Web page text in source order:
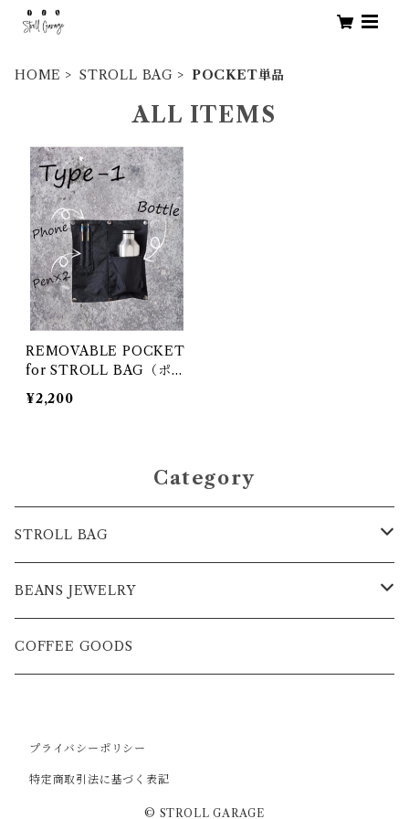
HOME STROLL BAG POCKET単品
ALL ITEMS
REMOVABLE POCKET
for STROLL BAG（ポケ
ット単品オプション）
¥2,200
Category
STROLL BAG
BAG
POCKET単品
BEANS JEWELRY
NECKLESS
CUSTOM CHARM
RING
COFFEE GOODS
プライバシーポリシー
特定商取引法に基づく表記
© STROLL GARAGE